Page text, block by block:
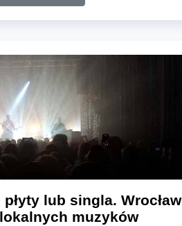
lub singla. Wrocław
muzyków